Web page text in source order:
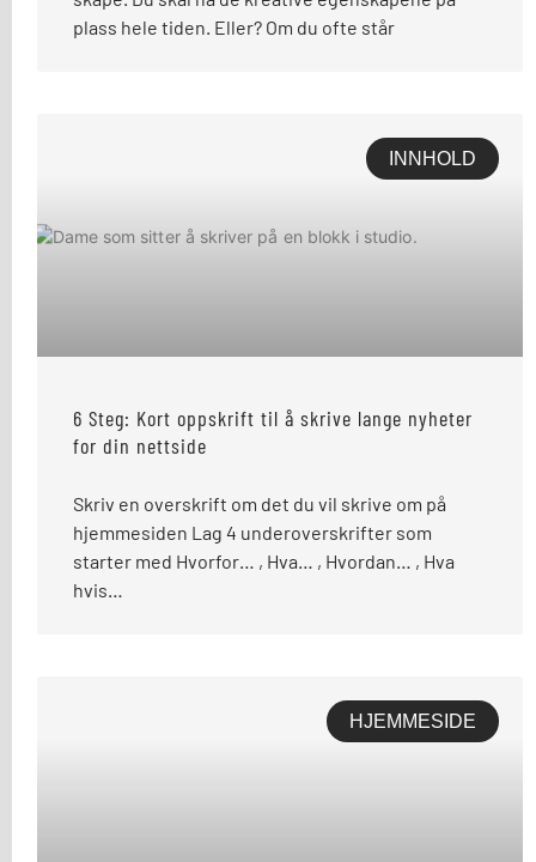
plass hele tiden. Eller? Om du ofte står
INNHOLD
6 Steg: Kort oppskrift til å skrive lange nyheter
for din nettside
Skriv en overskrift om det du vil skrive om på
hjemmesiden Lag 4 underoverskrifter som
starter med Hvorfor… , Hva… , Hvordan… , Hva
hvis…
HJEMMESIDE